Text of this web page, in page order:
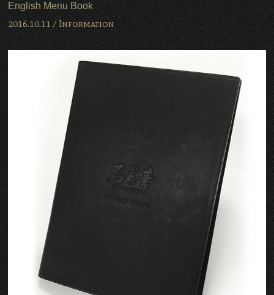
English Menu Book
2016.10.11 /Information